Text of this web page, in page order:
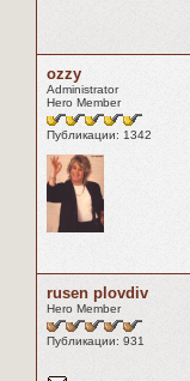
ozzy
Administrator
Hero Member
Публикации: 1342
rusen plovdiv
Hero Member
Публикации: 931